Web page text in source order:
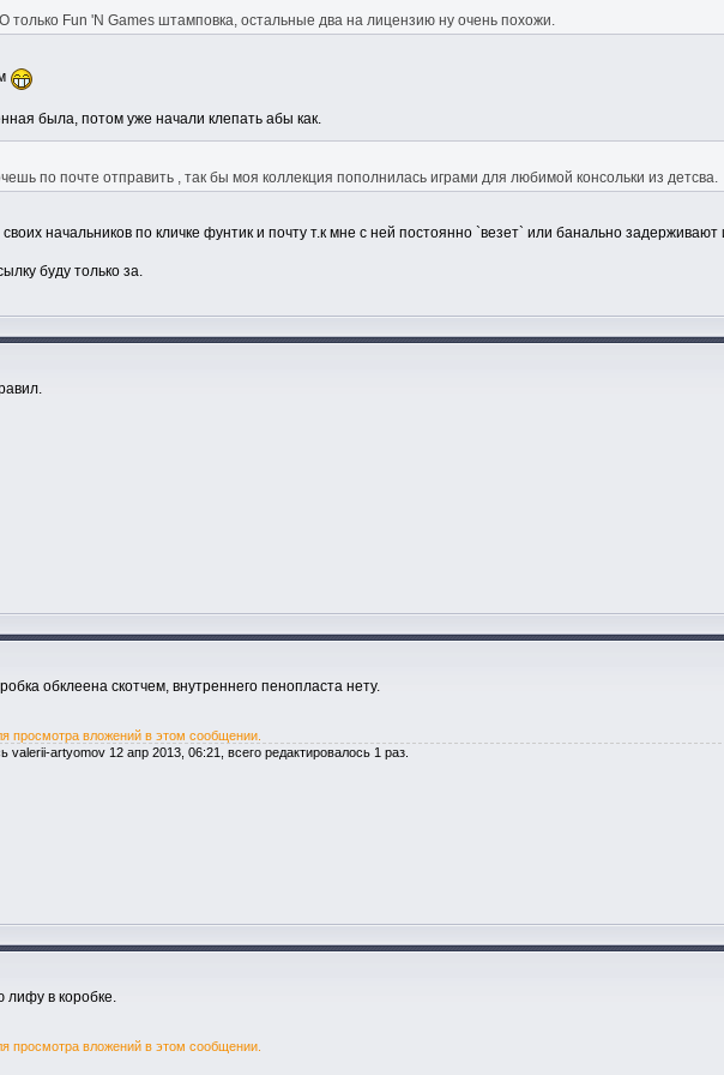
только Fun 'N Games штамповка, остальные два на лицензию ну очень похожи.
была, потом уже начали клепать абы как.
по почте отправить , так бы моя коллекция пополнилась играми для любимой консольки из детсва.
начальников по кличке фунтик и почту т.к мне с ней постоянно `везет` или банально
буду только за.
обклеена скотчем, внутреннего пенопласта нету.
просмотра вложений в этом сообщении.
valerii-artyomov 12 апр 2013, 06:21, всего редактировалось 1 раз.
лифу в коробке.
просмотра вложений в этом сообщении.